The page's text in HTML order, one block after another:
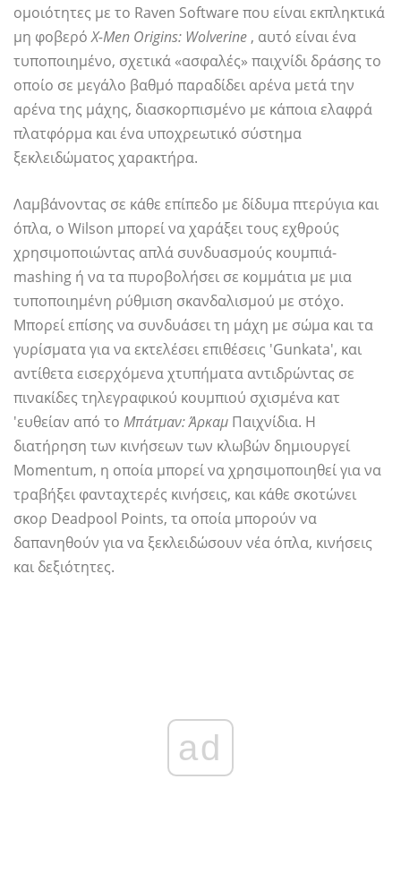
ομοιότητες με το Raven Software που είναι εκπληκτικά
μη φοβερόX-Men Origins: Wolverine , αυτό είναι ένα
τυποποιημένο, σχετικά «ασφαλές» παιχνίδι δράσης το
οποίο σε μεγάλο βαθμό παραδίδει αρένα μετά την
αρένα της μάχης, διασκορπισμένο με κάποια ελαφρά
πλατφόρμα και ένα υποχρεωτικό σύστημα
ξεκλειδώματος χαρακτήρα.
Λαμβάνοντας σε κάθε επίπεδο με δίδυμα πτερύγια και
όπλα, ο Wilson μπορεί να χαράξει τους εχθρούς
χρησιμοποιώντας απλά συνδυασμούς κουμπιά-
mashing ή να τα πυροβολήσει σε κομμάτια με μια
τυποποιημένη ρύθμιση σκανδαλισμού με στόχο.
Μπορεί επίσης να συνδυάσει τη μάχη με σώμα και τα
γυρίσματα για να εκτελέσει επιθέσεις 'Gunkata', και
αντίθετα εισερχόμενα χτυπήματα αντιδρώντας σε
πινακίδες τηλεγραφικού κουμπιού σχισμένα κατ
'ευθείαν από το Μπάτμαν: Άρκαμ Παιχνίδια. Η
διατήρηση των κινήσεων των κλωβών δημιουργεί
Momentum, η οποία μπορεί να χρησιμοποιηθεί για να
τραβήξει φανταχτερές κινήσεις, και κάθε σκοτώνει
σκορ Deadpool Points, τα οποία μπορούν να
δαπανηθούν για να ξεκλειδώσουν νέα όπλα, κινήσεις
και δεξιότητες.
ad